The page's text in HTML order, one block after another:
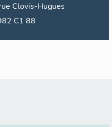
Clovis-Hugues
1982 C1 88